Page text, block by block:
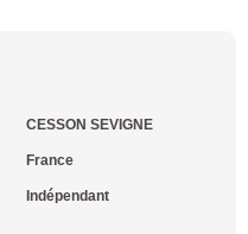
CESSON SEVIGNE
France
Indépendant